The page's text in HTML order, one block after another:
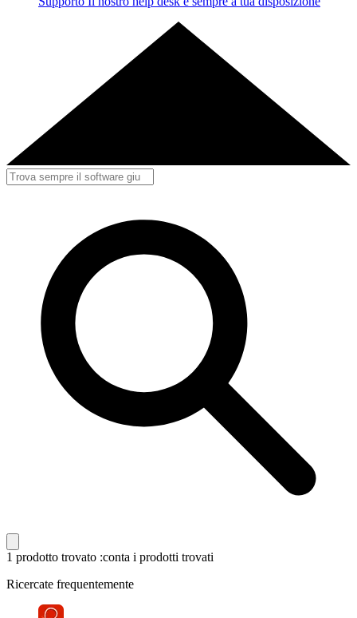
1 prodotto trovato :conta i prodotti trovati
Ricercate frequentemente